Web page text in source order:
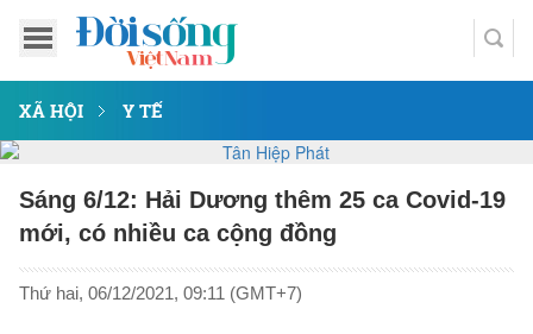
XÃ HỘI Y TẾ
Sáng 6/12: Hải Dương thêm 25 ca Covid-19
mới, có nhiều ca cộng đồng
Thứ hai, 06/12/2021, 09:11 (GMT+7)